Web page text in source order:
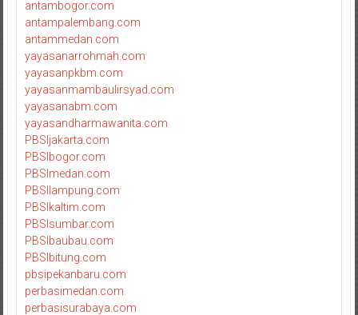
antambogor.com
antampalembang.com
antammedan.com
yayasanarrohmah.com
yayasanpkbm.com
yayasanmambaulirsyad.com
yayasanabm.com
yayasandharmawanita.com
PBSIjakarta.com
PBSIbogor.com
PBSImedan.com
PBSIlampung.com
PBSIkaltim.com
PBSIsumbar.com
PBSIbaubau.com
PBSIbitung.com
pbsipekanbaru.com
perbasimedan.com
perbasisurabaya.com